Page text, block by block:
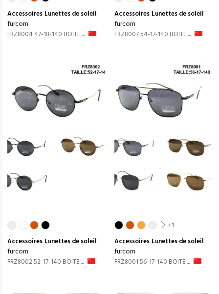
Accessoires Lunettes de soleil
furcom
FRZ8004 47-18-140 BOITE ...
Accessoires Lunettes de soleil
furcom
FRZ8007 54-17-140 BOITE ...
Accessoires Lunettes de soleil
furcom
FRZ8002 52-17-140 BOITE ...
+1
Accessoires Lunettes de soleil
furcom
FRZ8001 56-17-140 BOITE ...